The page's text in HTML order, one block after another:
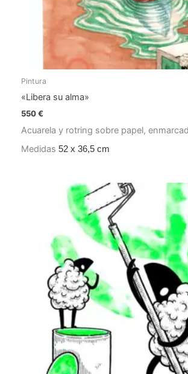
Pintura
«Libera su alma»
550€
Acuarela y rotring sobre papel,
Medidas 52 x 36,5 cm